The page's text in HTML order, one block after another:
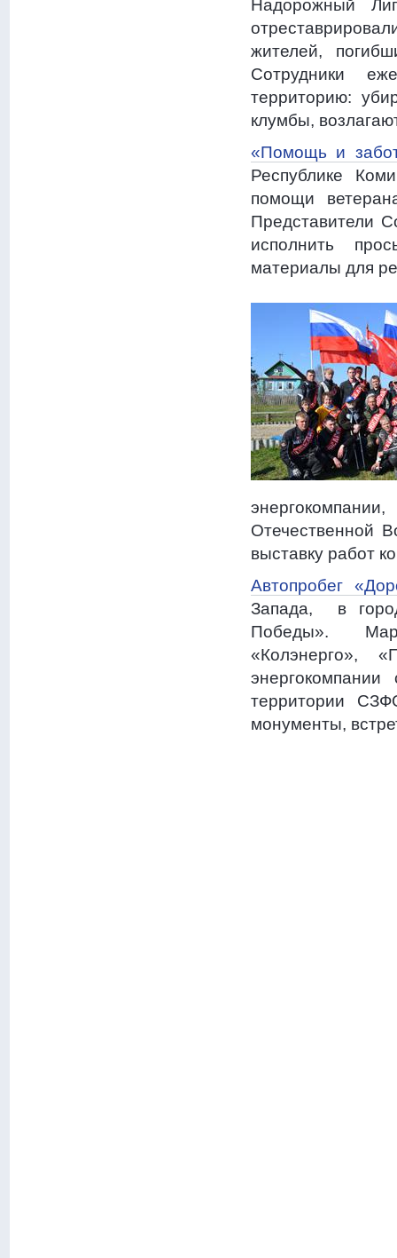
Надорожный
жителей,
Сотрудники
территорию:
клумбы,
«Помощь и
Республике
помощи
Представители
исполнить
материалы для
Отечественной
выставку работ
Автопробег
Запада, в
Победы».
«Колэнерго»,
территории
монументы,